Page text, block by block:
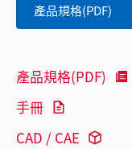
產品規格(PDF)
產品規格(PDF)
手冊
CAD / CAE